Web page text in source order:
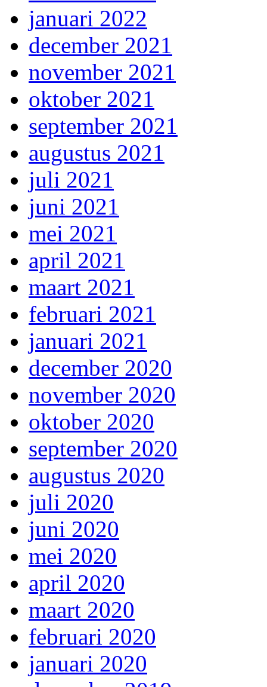
januari 2022
december 2021
november 2021
oktober 2021
september 2021
augustus 2021
juli 2021
juni 2021
mei 2021
april 2021
maart 2021
februari 2021
januari 2021
december 2020
november 2020
oktober 2020
september 2020
augustus 2020
juli 2020
juni 2020
mei 2020
april 2020
maart 2020
februari 2020
januari 2020